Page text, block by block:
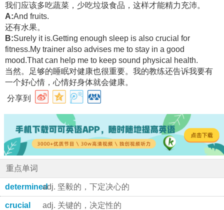
我们应该多吃蔬菜，少吃垃圾食品，这样才能精力充沛。
A:And fruits.
还有水果。
B:Surely it is.Getting enough sleep is also crucial for
fitness.My trainer also advises me to stay in a good
mood.That can help me to keep sound physical health.
当然。足够的睡眠对健康也很重要。我的教练还告诉我要有
一个好心情，心情好身体就会健康。
分享到
重点单词
determinedadj. 坚毅的，下定决心的
crucial adj. 关键的，决定性的